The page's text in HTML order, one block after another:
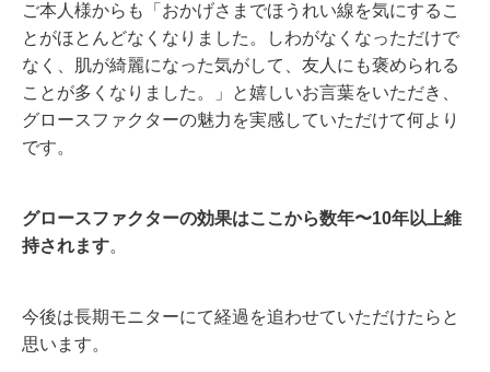
ご本人様からも「おかげさまでほうれい線を気にするこ
とがほとんどなくなりました。しわがなくなっただけで
なく、肌が綺麗になった気がして、友人にも褒められる
ことが多くなりました。」と嬉しいお言葉をいただき、
グロースファクターの魅力を実感していただけて何より
です。
グロースファクターの効果はここから数年〜10年以上維
持されます。
今後は長期モニターにて経過を追わせていただけたらと
思います。